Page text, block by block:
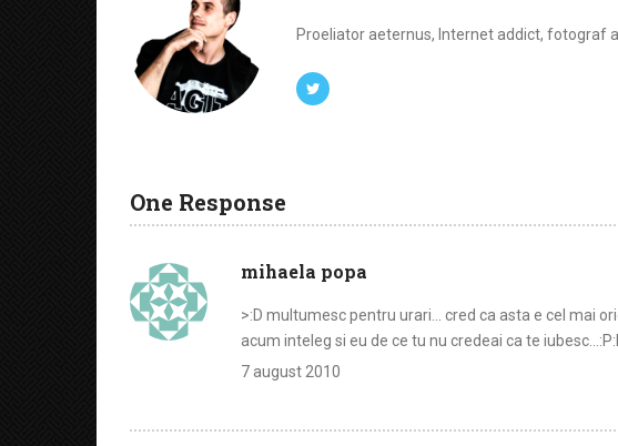
Proeliator aeternus, Internet addict, fotograf
One Response
mihaela popa
>:D multumesc pentru urari… cred ca asta e cel mai
acum inteleg si eu de ce tu nu credeai ca te
7 august 2010